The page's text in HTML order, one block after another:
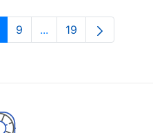
Use TAB para
Página
9 ...Páginas intermedias
Página
19